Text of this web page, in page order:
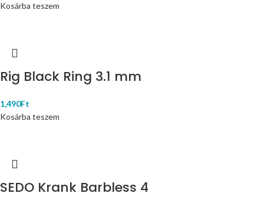
Kosárba teszem
Rig Black Ring 3.1 mm
1,490Ft
Kosárba teszem
SEDO Krank Barbless 4